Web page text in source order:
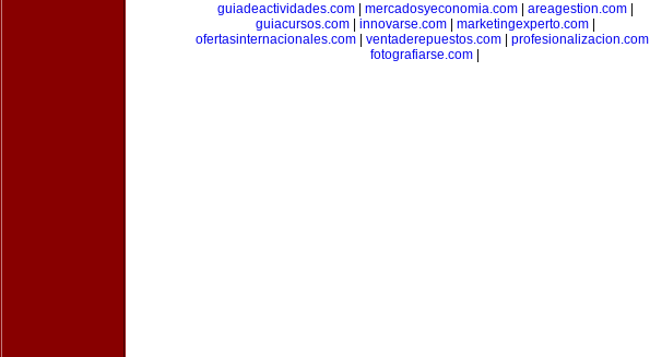
guiadeactividades.com| mercadosyeconomia.com| areagestion.com|
guiacursos.com| innovarse.com| marketingexperto.com|
ofertasinternacionales.com| ventaderepuestos.com| profesionalizacion.com|
fotografiarse.com